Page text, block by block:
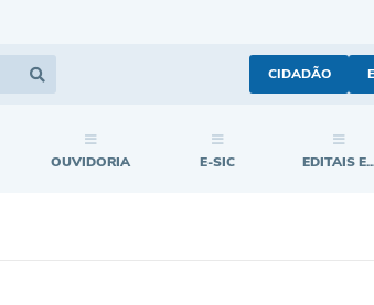
CIDADÃO
OUVIDORIA E-SIC EDITAIS